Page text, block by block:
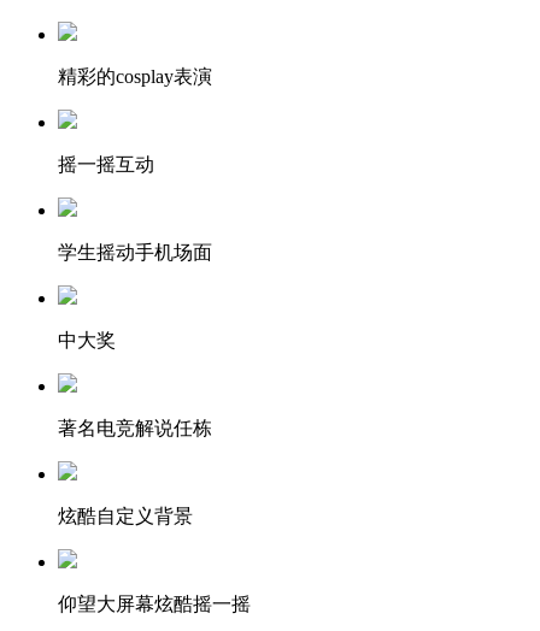
精彩的cosplay表演
摇一摇互动
学生摇动手机场面
中大奖
著名电竞解说任栋
炫酷自定义背景
仰望大屏幕炫酷摇一摇